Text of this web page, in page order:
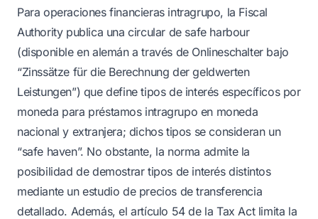
Para operaciones financieras intragrupo, la Fiscal
Authority publica una circular de safe harbour
(disponible en alemán a través de Onlineschalter bajo
“Zinssätze für die Berechnung der geldwerten
Leistungen”) que define tipos de interés específicos por
moneda para préstamos intragrupo en moneda
nacional y extranjera; dichos tipos se consideran un
“safe haven”. No obstante, la norma admite la
posibilidad de demostrar tipos de interés distintos
mediante un estudio de precios de transferencia
detallado. Además, el artículo 54 de la Tax Act limita la